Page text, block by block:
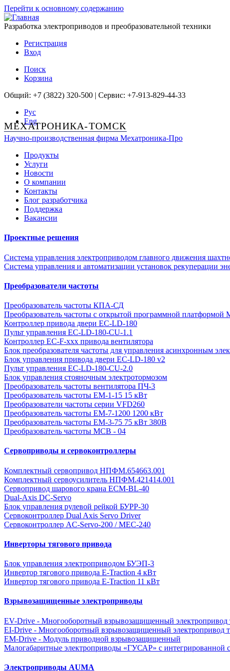
Перейти к основному содержанию
Разработка электроприводов и преобразовательной техники
Регистрация
Вход
Поиск
Корзина
Общий: +7 (3822) 320-500 | Сервис: +7-913-829-44-33
Рус
Eng
МЕХАТРОНИКА-ТОМСК
Научно-производственная фирма Мехатроника-Про
Продукты
Услуги
Новости
О компании
Контакты
Блог разработчика
Поддержка
Вакансии
Проектные решения
Система управления электроприводом главного движения
Система управления и автоматизации установок рекуперации
Преобразователи частоты
Преобразователь частоты КПА-СД
Преобразователь частоты с открытой программной платформой
Контроллер привода двери EC-LD-180
Пульт управления EC-LD-180-CU-1.1
Контроллер EC-F-xxx привода вентилятора
Блок преобразователя частоты для управления асинхронным
Блок управления привода двери EC-LD-180 v2
Пульт управления EC-LD-180-CU-2.0
Блок управления стояночным электротормозом
Преобразователь частоты вентилятора ПЧ-3
Преобразователь частоты EM-1-15 15 кВт
Преобразователи частоты серии VFD260
Преобразователь частоты ЕМ-7-1200 1200 кВт
Преобразователь частоты ЕМ-3-75 75 кВт 380В
Преобразователь частоты MCB - 04
Сервоприводы и сервоконтроллеры
Комплектный сервопривод НПФМ.654663.001
Комплектный сервоусилитель НПФМ.421414.001
Сервопривод шарового крана ECM-BL-40
Dual-Axis DC-Servo
Блок управления рулевой рейкой БУРР-30
Сервоконтроллер Dual Axis Servo Driver
Сервоконтроллер AC-Servo-200 / MEC-240
Инверторы тягового привода
Блок управления электроприводом БУЭП-3
Инвертор тягового привода E-Traction 4 кВт
Инвертор тягового привода E-Traction 11 кВт
Взрывозащищенные электроприводы
EV-Drive - Многооборотный взрывозащищенный электропривод
EI-Drive - Многооборотный взрывозащищенный электропривод
EM-Drive - Модуль приводной взрывозащищенный
Малогабаритные электроприводы «ГУСАР» с интегрированной
Электроприводы AUMA